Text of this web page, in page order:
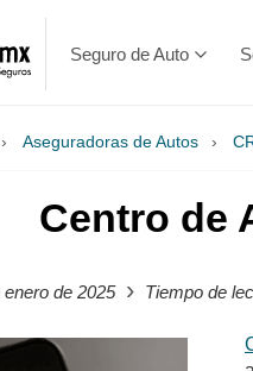
Seguro de Auto
› Aseguradoras de Autos ›
Centro de
enero de 2025 › Tiempo de